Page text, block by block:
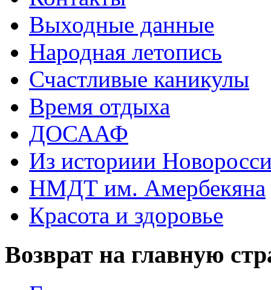
Выходные данные
Народная летопись
Счастливые каникулы
Время отдыха
ДОСААФ
Из историии
НМДТ им. Амербекяна
Красота и здоровье
Возврат на главную